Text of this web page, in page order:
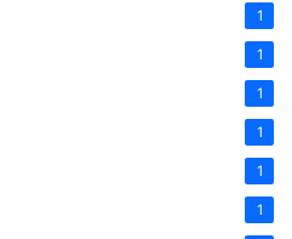
1
1
1
1
1
1